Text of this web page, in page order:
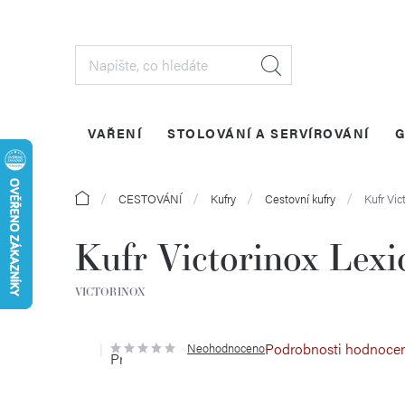
VAŘENÍ STOLOVÁNÍ A SERVÍROVÁNÍ
DomůCESTOVÁNÍ Kufry Cestovní kufry Kufr
Kufr Victorinox
VICTORINOX
Průměrné
hodnocení
NeohodnocenoPodrobnosti